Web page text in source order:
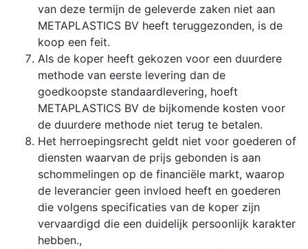
van deze termijn de geleverde zaken niet aan
METAPLASTICS BV heeft teruggezonden, is de
koop een feit.
Als de koper heeft gekozen voor een duurdere
methode van eerste levering dan de
goedkoopste standaardlevering, hoeft
METAPLASTICS BV de bijkomende kosten voor
de duurdere methode niet terug te betalen.
Het herroepingsrecht geldt niet voor goederen of
diensten waarvan de prijs gebonden is aan
schommelingen op de financiële markt, waarop
de leverancier geen invloed heeft en goederen
die volgens specificaties van de koper zijn
vervaardigd die een duidelijk persoonlijk karakter
hebben.,